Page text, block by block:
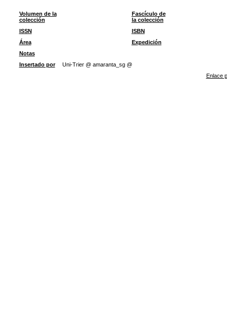
Volumen de la
colección
Fascículo de
la colección
ISSN
ISBN
Área
Expedición
Notas
Insertado por
Uni-Trier @ amaranta_sg @
Enlace